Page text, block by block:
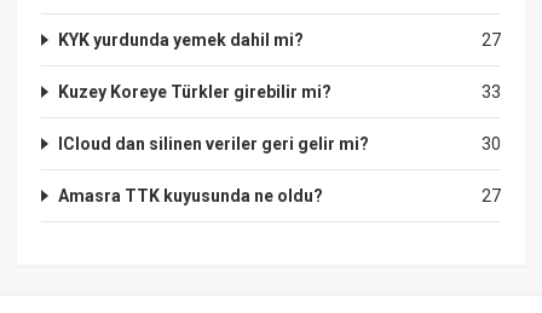
27
KYK yurdunda yemek dahil mi?
33
Kuzey Koreye Türkler girebilir mi?
30
ICloud dan silinen veriler geri gelir mi?
27
Amasra TTK kuyusunda ne oldu?